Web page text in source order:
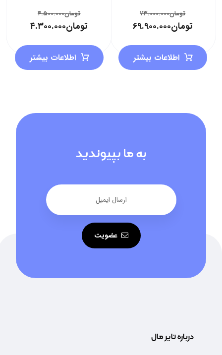
تومان۷۳.۰۰۰.۰۰۰
تومان۶۹.۹۰۰.۰۰۰
اطلاعات بیشتر
تومان۴.۵۰۰.۰۰۰
تومان۴.۳۰۰.۰۰۰
اطلاعات بیشتر
به ما بپیوندید
عضویت
درباره تایر مال